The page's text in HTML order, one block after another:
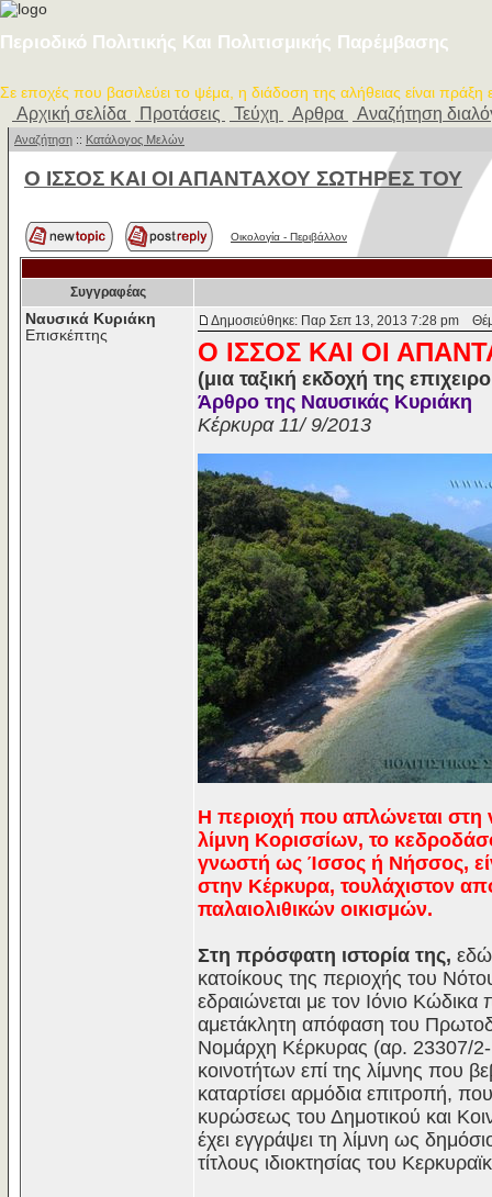
Περιοδικό Πολιτικής Και Πολιτισμικής Παρέμβασης
Σε εποχές που βασιλεύει το ψέμα, η διάδοση της αλήθειας είναι πράξη
Αρχική σελίδα Προτάσεις Τεύχη Αρθρα Αναζήτηση
Αναζήτηση :: Κατάλογος Μελών
Ο ΙΣΣΟΣ ΚΑΙ ΟΙ ΑΠΑΝΤΑΧΟΥ ΣΩΤΗΡΕΣ ΤΟΥ
Οικολογία - Περιβάλλον
Συγγραφέας
Ναυσικά Κυριάκη
Επισκέπτης
Δημοσιεύθηκε: Παρ Σεπ 13, 2013 7:28 pm
Ο ΙΣΣΟΣ ΚΑΙ ΟΙ
(μια ταξική εκδοχή της
Άρθρο της Ναυσικάς Κυριάκη
Κέρκυρα 11/ 9/2013
Η περιοχή που απλώνεται στη
λίμνη Κορισσίων, το
γνωστή ως Ίσσος ή Νήσσος,
στην Κέρκυρα, τουλάχιστον
παλαιολιθικών οικισμών.
Στη πρόσφατη ιστορία της, εδώ
κατοίκους της περιοχής του
εδραιώνεται με τον Ιόνιο
αμετάκλητη απόφαση του
Νομάρχη Κέρκυρας (αρ. 23307/2-
κοινοτήτων επί της λίμνης που
καταρτίσει αρμόδια επιτροπή,
κυρώσεως του Δημοτικού και
έχει εγγράψει τη λίμνη ως
τίτλους ιδιοκτησίας του